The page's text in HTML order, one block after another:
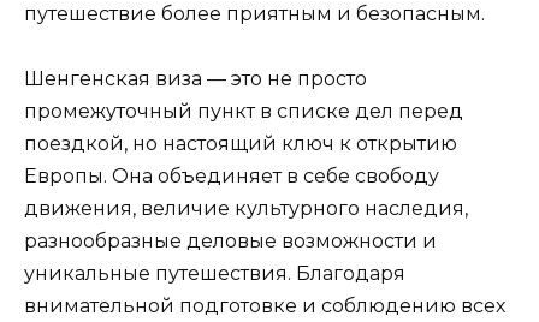
путешествие более приятным и безопасным.
Шенгенская виза — это не просто
промежуточный пункт в списке дел перед
поездкой, но настоящий ключ к открытию
Европы. Она объединяет в себе свободу
движения, величие культурного наследия,
разнообразные деловые возможности и
уникальные путешествия. Благодаря
внимательной подготовке и соблюдению всех